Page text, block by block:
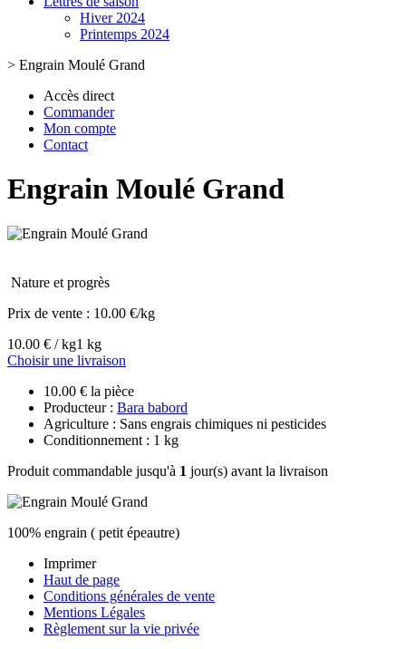
Hiver 2024
Printemps 2024
> Engrain Moulé Grand
Accès direct
Commander
Mon compte
Contact
Engrain Moulé Grand
Nature et progrès
Prix de vente : 10.00 €/kg
10.00 € / kg1 kg
Choisir une livraison
10.00 € la pièce
Producteur : Bara babord
Agriculture : Sans engrais chimiques ni pesticides
Conditionnement : 1 kg
Produit commandable jusqu'à 1 jour(s) avant la livraison
100% engrain ( petit épeautre)
Imprimer
Haut de page
Conditions générales de vente
Mentions Légales
Règlement sur la vie privée